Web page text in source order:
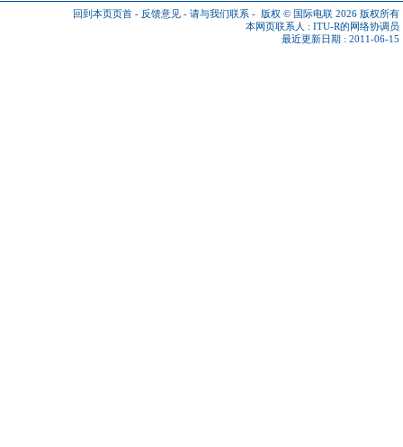
回到本页页首 - 反馈意见 - 请与我们联系 - 版权 © 国际电联 2026 版权所有
本网页联系人 : ITU-R的网络协调员
最近更新日期 : 2011-06-15